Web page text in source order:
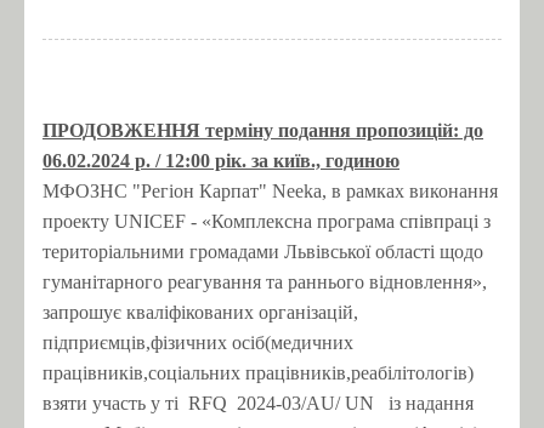
ПРОДОВЖЕННЯ терміну подання пропозицій: до
06.02.2024 р. / 12:00 рік. за київ., годиною
МФОЗНС "Регіон Карпат" Neeka, в рамках виконання
проекту UNICEF - «Комплексна програма співпраці з
територіальними громадами Львівської області щодо
гуманітарного реагування та раннього відновлення»,
запрошує кваліфікованих організацій,
підприємців,фізичних осіб(медичних
працівників,соціальних працівників,реабілітологів)
взяти участь у ті RFQ 2024-03/AU/UN із надання